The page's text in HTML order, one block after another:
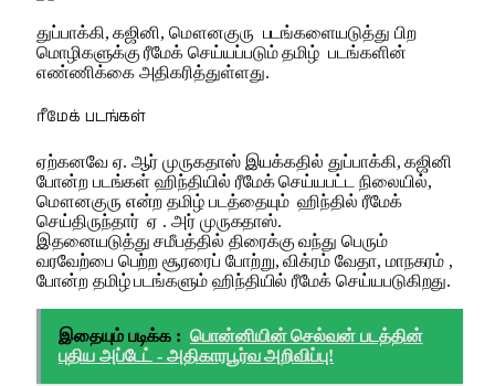
துப்பாக்கி, கஜினி, மௌனகுரு படங்களையடுத்து பிற
மொழிகளுக்கு ரீமேக் செய்யப்படும் தமிழ் படங்களின்
எண்ணிக்கை அதிகரித்துள்ளது.
ரீமேக் படங்கள்
ஏற்கனவே ஏ. ஆர் முருகதாஸ் இயக்கதில் துப்பாக்கி, கஜினி
போன்ற படங்கள் ஹிந்தியில் ரீமேக் செய்யபட்ட நிலையில்,
மௌனகுரு என்ற தமிழ் படத்தையும் ஹிந்தில் ரீமேக்
செய்திருந்தார் ஏ . அர் முருகதாஸ்.
இதனையடுத்து சமீபத்தில் திரைக்கு வந்து பெரும்
வரவேற்பை பெற்ற சூரரைப் போற்று, விக்ரம் வேதா, மாநகரம் ,
போன்ற தமிழ் படங்களும் ஹிந்தியில் ரீமேக் செய்யபடுகிறது.
இதையும் படிக்க : பொன்னியின் செல்வன் படத்தின்
புதிய அப்டேட் - அதிகாரபூர்வ அறிவிப்பு!